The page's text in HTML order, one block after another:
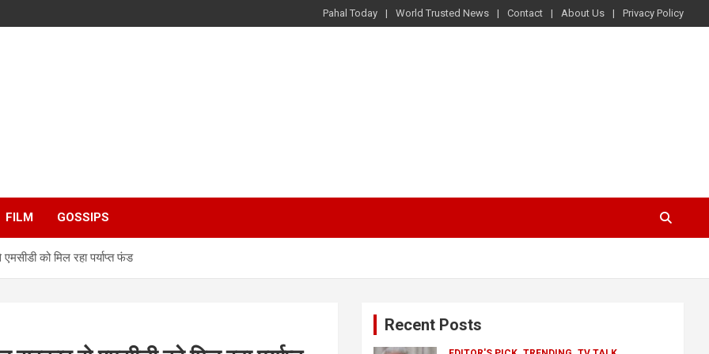
Pahal Today World Trusted News Contact About Us Privacy Policy
FILM GOSSIPS
को मिल रहा पर्याप्त फंड
Recent Posts